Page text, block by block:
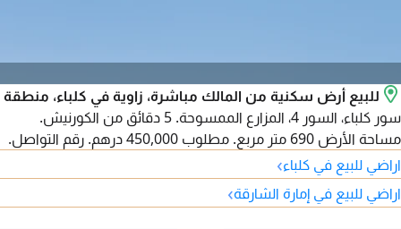
للبيع أرض سكنية من المالك مباشرة، زاوية في كلباء، منطقة
سور كلباء، السور 4، المزارع الممسوحة. 5 دقائق من الكورنيش.
مساحة الأرض 690 متر مربع. مطلوب 450,000 درهم. رقم التواصل.
اراضي للبيع في كلباء›
اراضي للبيع في إمارة الشارقة›